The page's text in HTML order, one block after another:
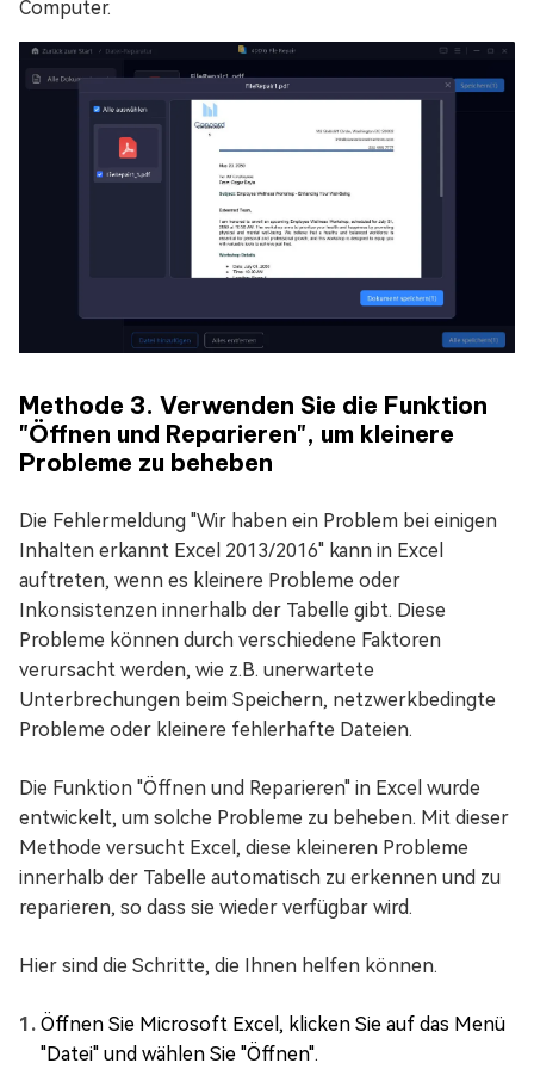
Computer.
Methode 3. Verwenden Sie die Funktion
"Öffnen und Reparieren", um kleinere
Probleme zu beheben
Die Fehlermeldung "Wir haben ein Problem bei einigen
Inhalten erkannt Excel 2013/2016" kann in Excel
auftreten, wenn es kleinere Probleme oder
Inkonsistenzen innerhalb der Tabelle gibt. Diese
Probleme können durch verschiedene Faktoren
verursacht werden, wie z.B. unerwartete
Unterbrechungen beim Speichern, netzwerkbedingte
Probleme oder kleinere fehlerhafte Dateien.
Die Funktion "Öffnen und Reparieren" in Excel wurde
entwickelt, um solche Probleme zu beheben. Mit dieser
Methode versucht Excel, diese kleineren Probleme
innerhalb der Tabelle automatisch zu erkennen und zu
reparieren, so dass sie wieder verfügbar wird.
Hier sind die Schritte, die Ihnen helfen können.
Öffnen Sie Microsoft Excel, klicken Sie auf das Menü
"Datei" und wählen Sie "Öffnen".